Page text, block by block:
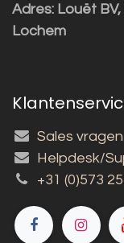
Adres: Louët
Lochem
Sales vragen
Helpdesk/
+31 (0)573